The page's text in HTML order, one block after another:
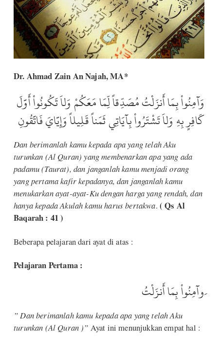
Dr. Ahmad Zain An Najah, MA*
وَآمِنُواْ بِمَا أَنزَلْتُ مُصَدِّقاً لِّمَا مَعَكُمْ وَلاَ تَكُونُواْ أَوَّلَ
كَافِرٍ بِهِ وَلاَ تَشْتَرُواْ بِآيَاتِي ثَمَناً قَلِيلاً وَإِيَّايَ فَاتَّقُونِ
Dan berimanlah kamu kepada apa yang telah Aku
turunkan (Al Quran) yang membenarkan apa yang ada
padamu (Taurat), dan janganlah kamu menjadi orang
yang pertama kafir kepadanya, dan janganlah kamu
menukarkan ayat-ayat-Ku dengan harga yang rendah, dan
hanya kepada Akulah kamu harus bertakwa. ( Qs Al
Baqarah : 41 )
Beberapa pelajaran dari ayat di atas :
Pelajaran Pertama :
َوآمِنُواْ بِمَا أَنزَلْتُ
” Dan berimanlah kamu kepada apa yang telah Aku
turunkan (Al Quran )” Ayat ini menunjukkan empat hal :